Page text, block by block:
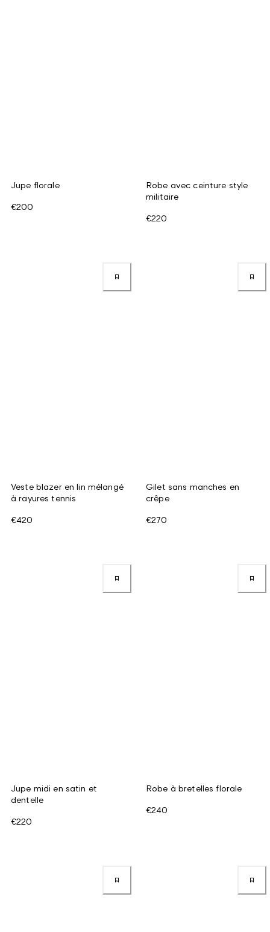
Jupe florale
€200
Robe avec ceinture style
militaire
€220
Veste blazer en lin mélangé
à rayures tennis
€420
Gilet sans manches en
crêpe
€270
Jupe midi en satin et
dentelle
€220
Robe à bretelles florale
€240